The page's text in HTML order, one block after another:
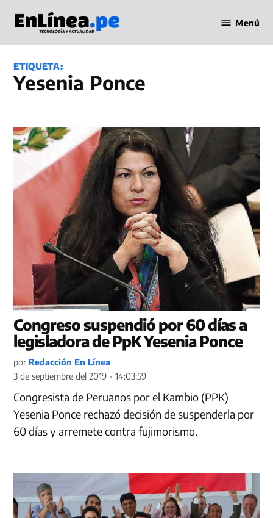
contenido
en Línea
Menú
ETIQUETA:
Yesenia Ponce
Congreso suspendió por 60 días a
legisladora de PpK Yesenia Ponce
por Redacción En Línea
3 de septiembre del 2019 - 14:03:59
Congresista de Peruanos por el Kambio (PPK)
Yesenia Ponce rechazó decisión de suspenderla por
60 días y arremete contra fujimorismo.